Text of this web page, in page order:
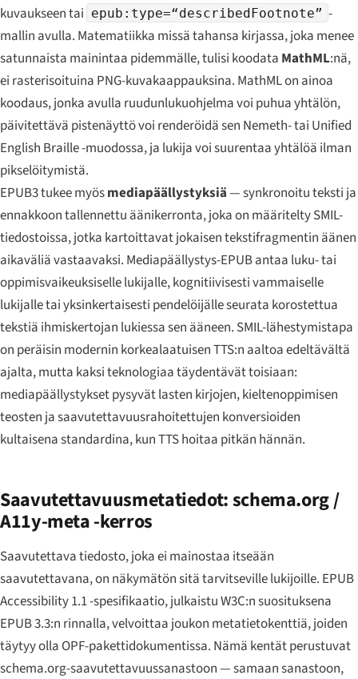
kuvaukseen tai epub:type=“describedFootnote” -
mallin avulla. Matematiikka missä tahansa kirjassa, joka menee
satunnaista mainintaa pidemmälle, tulisi koodata MathML:nä,
ei rasterisoituina PNG-kuvakaappauksina. MathML on ainoa
koodaus, jonka avulla ruudunlukuohjelma voi puhua yhtälön,
päivitettävä pistenäyttö voi renderöidä sen Nemeth- tai Unified
English Braille -muodossa, ja lukija voi suurentaa yhtälöä ilman
pikselöitymistä.
EPUB3 tukee myösmediapäällystyksiä— synkronoitu teksti ja
ennakkoon tallennettu äänikerronta, joka on määritelty SMIL-
tiedostoissa, jotka kartoittavat jokaisen tekstifragmentin äänen
aikaväliä vastaavaksi. Mediapäällystys-EPUB antaa luku- tai
oppimisvaikeuksiselle lukijalle, kognitiivisesti vammaiselle
lukijalle tai yksinkertaisesti pendelöijälle seurata korostettua
tekstiä ihmiskertojan lukiessa sen ääneen. SMIL-lähestymistapa
on peräisin modernin korkealaatuisen TTS:n aaltoa edeltävältä
ajalta, mutta kaksi teknologiaa täydentävät toisiaan:
mediapäällystykset pysyvät lasten kirjojen, kieltenoppimisen
teosten ja saavutettavuusrahoitettujen konversioiden
kultaisena standardina, kun TTS hoitaa pitkän hännän.
Saavutettavuusmetatiedot: schema.org /
A11y-meta -kerros
Saavutettava tiedosto, joka ei mainostaa itseään
saavutettavana, on näkymätön sitä tarvitseville lukijoille. EPUB
Accessibility 1.1 -spesifikaatio, julkaistu W3C:n suosituksena
EPUB 3.3:n rinnalla, velvoittaa joukon metatietokenttiä, joiden
täytyy olla OPF-pakettidokumentissa. Nämä kentät perustuvat
schema.org-saavutettavuussanastoon — samaan sanastoon,